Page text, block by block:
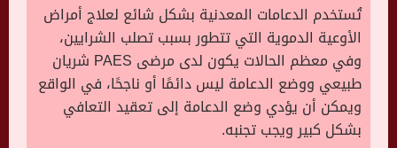
تُستخدم الدعامات المعدنية بشكل شائع لعلاج أمراض
الأوعية الدموية التي تتطور بسبب تصلب الشرايين،
وفي معظم الحالات يكون لدى مرضى PAES شريان
طبيعي ووضع الدعامة ليس دائمًا أو ناجحًا، في الواقع
ويمكن أن يؤدي وضع الدعامة إلى تعقيد التعافي
بشكل كبير ويجب تجنبه.